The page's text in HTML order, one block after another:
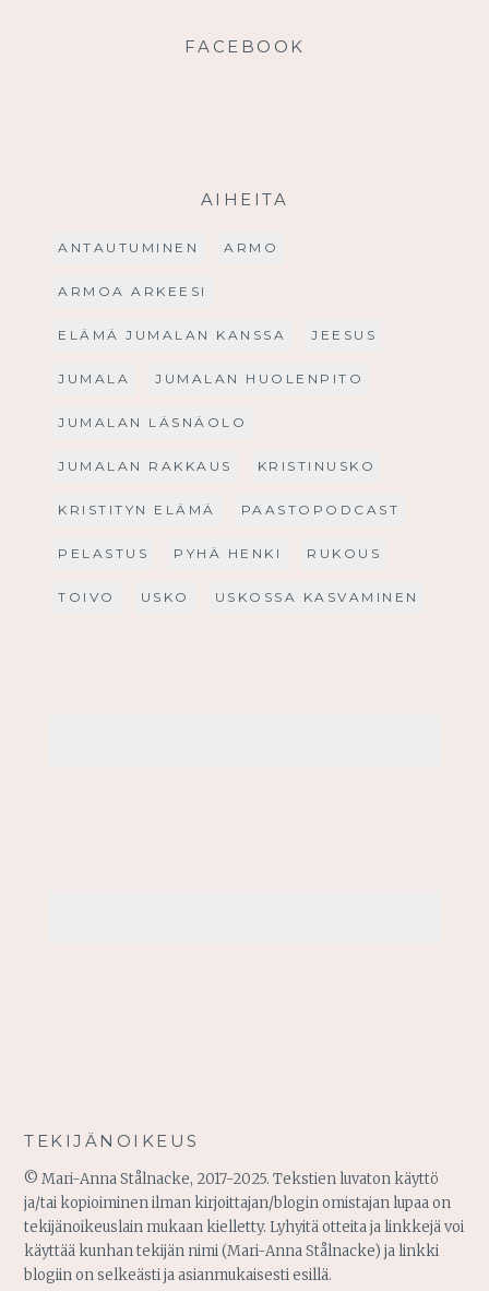
FACEBOOK
AIHEITA
ANTAUTUMINEN ARMO
ARMOA ARKEESI
ELÄMÄ JUMALAN KANSSA JEESUS
JUMALA JUMALAN HUOLENPITO
JUMALAN LÄSNÄOLO
JUMALAN RAKKAUS KRISTINUSKO
KRISTITYN ELÄMÄ PAASTOPODCAST
PELASTUS PYHÄ HENKI RUKOUS
TOIVO USKO USKOSSA KASVAMINEN
TEKIJÄNOIKEUS
© Mari-Anna Stålnacke, 2017-2025. Tekstien luvaton käyttö
ja/tai kopioiminen ilman kirjoittajan/blogin omistajan lupaa on
tekijänoikeuslain mukaan kielletty. Lyhyitä otteita ja linkkejä voi
käyttää kunhan tekijän nimi (Mari-Anna Stålnacke) ja linkki
blogiin on selkeästi ja asianmukaisesti esillä.